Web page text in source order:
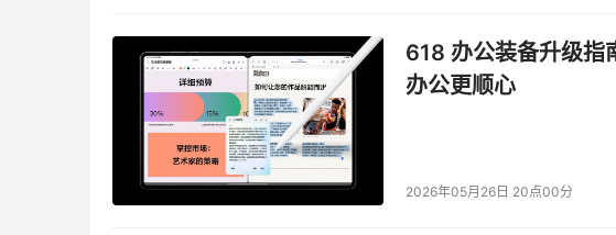
线
向不确定性难题发力
清洁能源的生产节拍受自然条件影响较大。来水的丰枯、风光
618 办公装备升级指
办公更顺心
2026年05月26日 20点00分